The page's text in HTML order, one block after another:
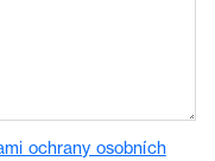
ochrany osobních